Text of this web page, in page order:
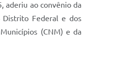
aderiu ao convênio da
Distrito Federal e dos
(CNM) e da